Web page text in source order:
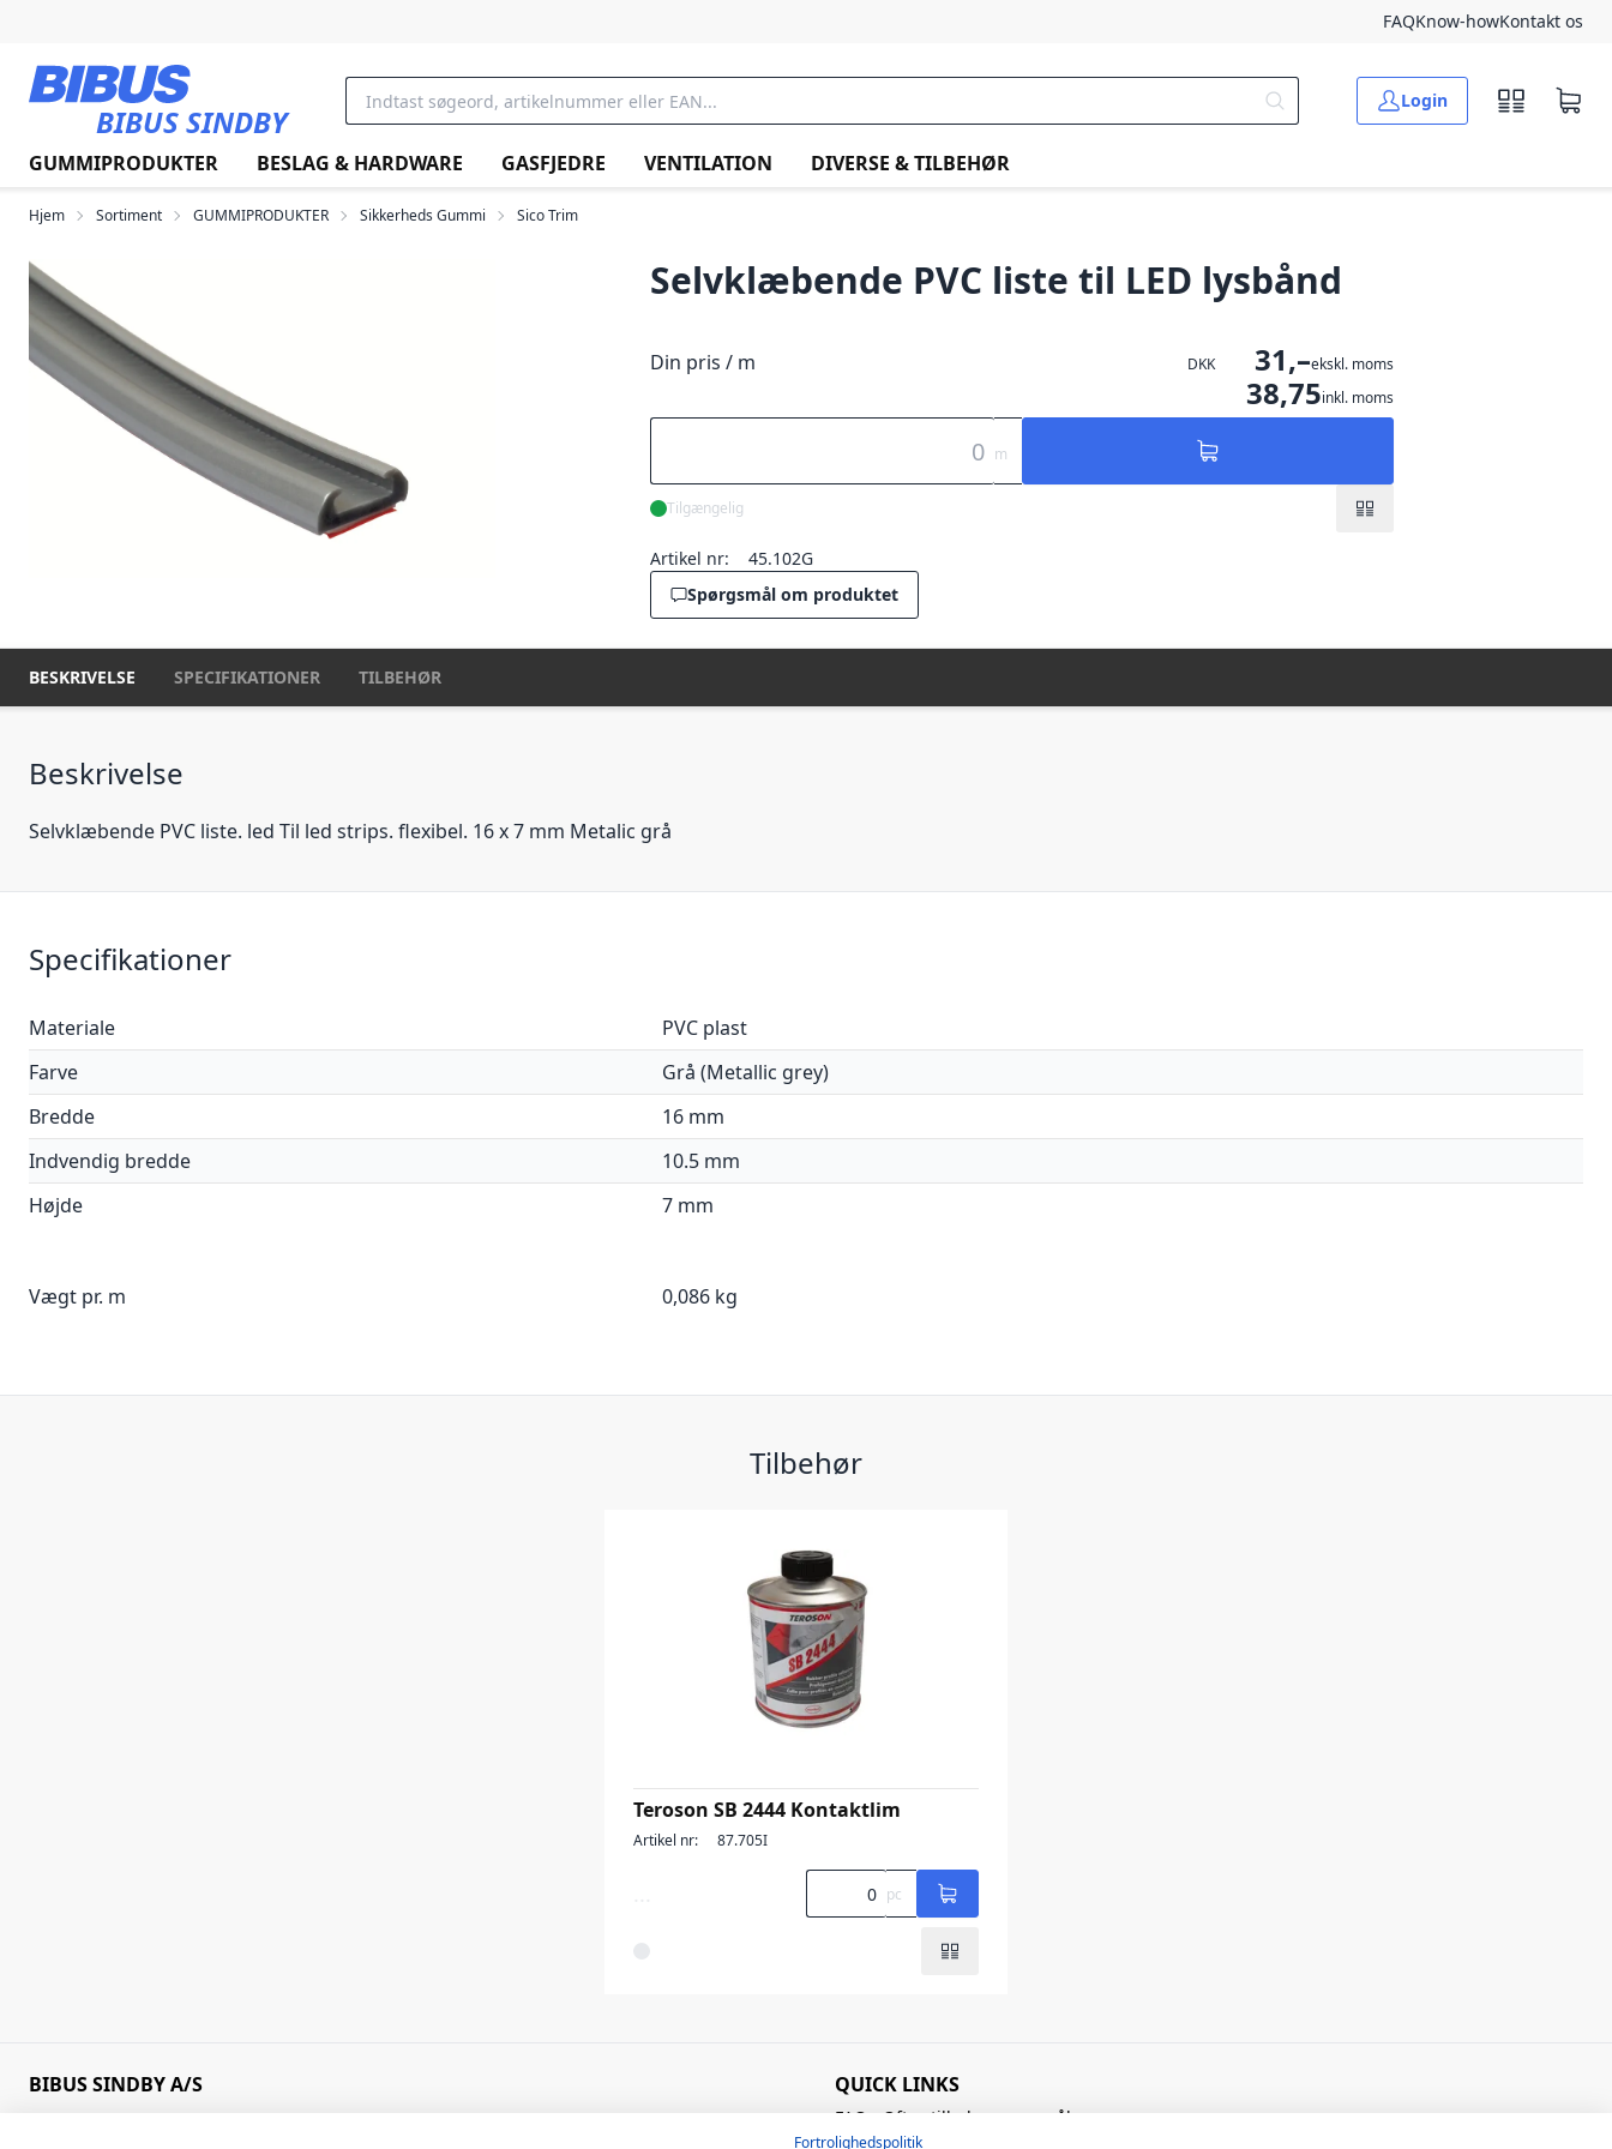
FAQKnow-howKontakt os
BIBUS SINDBY
Login
GUMMIPRODUKTER BESLAG & HARDWARE GASFJEDRE VENTILATION DIVERSE & TILBEHØR
Hjem Sortiment GUMMIPRODUKTER Sikkerheds Gummi Sico Trim
Selvklæbende PVC liste til LED lysbånd
Din pris / m DKK 31,–ekskl. moms
38,75inkl. moms
m
Tilgængelig
Artikel nr:
45.102G
Spørgsmål om produktet
BESKRIVELSE SPECIFIKATIONER TILBEHØR
Beskrivelse
Selvklæbende PVC liste. led Til led strips. flexibel. 16 x 7 mm Metalic grå
Specifikationer
Materiale
PVC plast
Farve
Grå (Metallic grey)
Bredde
16 mm
Indvendig bredde
10.5 mm
Højde
7 mm
Vægt pr. m 0,086 kg
Tilbehør
Teroson SB 2444 Kontaktlim
Artikel nr: 87.705I
pc
BIBUS SINDBY A/S QUICK LINKS
FAQ - Ofte stillede spørgsmål
Kataloger
Fortrolighedspolitik